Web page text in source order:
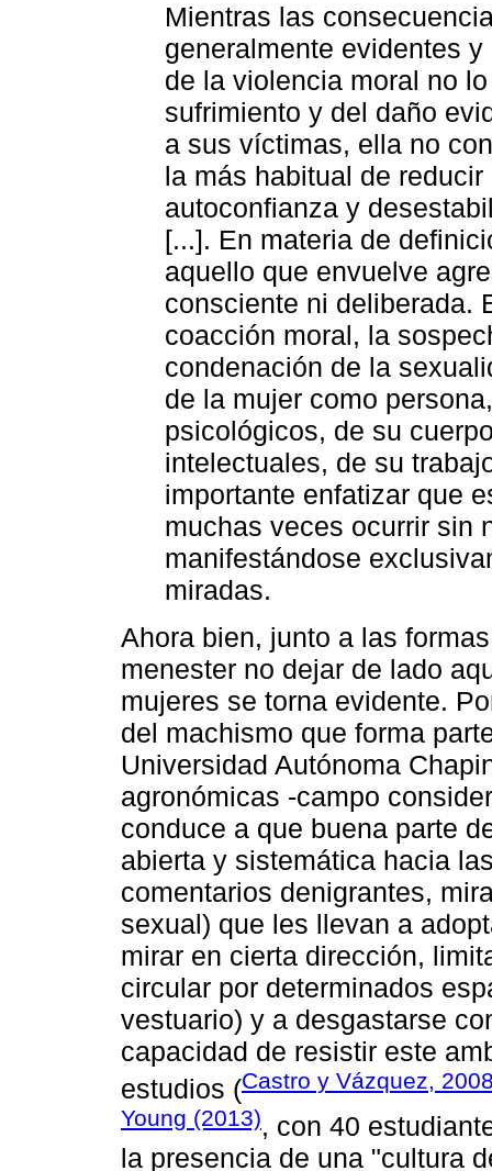
Mientras las
generalmente evidentes
de la violencia moral no
sufrimiento y del daño
a sus víctimas, ella no
la más habitual de
autoconfianza y
[...]. En materia de
aquello que envuelve
consciente ni deliberada.
coacción moral, la
condenación de la
de la mujer como
psicológicos, de su
intelectuales, de su
importante enfatizar que
muchas veces ocurrir sin
manifestándose
miradas.
Ahora bien, junto a las
menester no dejar de lado
mujeres se torna evidente.
del machismo que forma
Universidad Autónoma
agronómicas -campo
conduce a que buena parte
abierta y sistemática hacia
comentarios denigrantes,
sexual) que les llevan a
mirar en cierta dirección,
circular por determinados
vestuario) y a desgastarse
capacidad de resistir este
estudios (Castro y Vázquez,
Young (2013), con 40
la presencia de una "cultura